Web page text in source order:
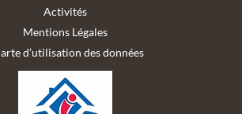
Activités
Mentions Légales
d’utilisation des données